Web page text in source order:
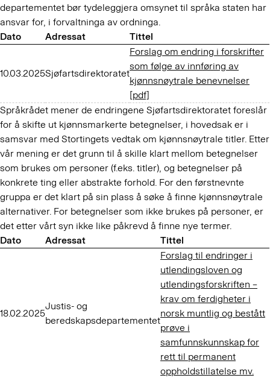
departementet bør tydeleggjera omsynet til språka staten har
ansvar for, i forvaltninga av ordninga.
Dato
Adressat Tittel
10.03.2025Sjøfartsdirektoratet
Forslag om endring i forskrifter
som følge av innføring av
kjønnsnøytrale benevnelser
[pdf]
Språkrådet mener de endringene Sjøfartsdirektoratet foreslår
for å skifte ut kjønnsmarkerte betegnelser, i hovedsak er i
samsvar med Stortingets vedtak om kjønnsnøytrale titler. Etter
vår mening er det grunn til å skille klart mellom betegnelser
som brukes om personer (f.eks. titler), og betegnelser på
konkrete ting eller abstrakte forhold. For den førstnevnte
gruppa er det klart på sin plass å søke å finne kjønnsnøytrale
alternativer. For betegnelser som ikke brukes på personer, er
det etter vårt syn ikke like påkrevd å finne nye termer.
Dato
Adressat Tittel
18.02.2025
Justis- og
beredskapsdepartementet
Forslag til endringer i
utlendingsloven og
utlendingsforskriften –
krav om ferdigheter i
norsk muntlig og bestått
prøve i
samfunnskunnskap for
rett til permanent
oppholdstillatelse mv.